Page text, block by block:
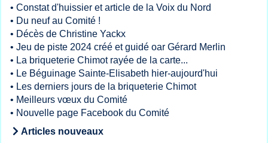
• Constat d'huissier et article de la Voix du Nord
• Du neuf au Comité !
• Décès de Christine Yackx
• Jeu de piste 2024 créé et guidé oar Gérard Merlin
• La briqueterie Chimot rayée de la carte...
• Le Béguinage Sainte-Elisabeth hier-aujourd'hui
• Les derniers jours de la briqueterie Chimot
• Meilleurs vœux du Comité
• Nouvelle page Facebook du Comité
Articles nouveaux